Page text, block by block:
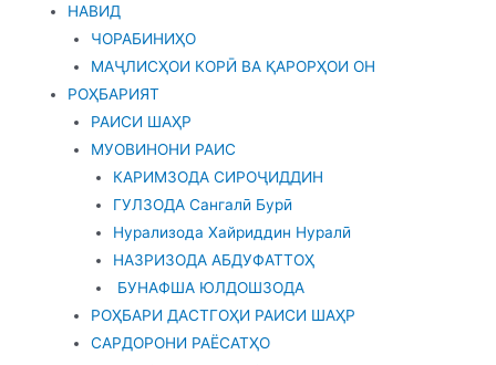
НАВИД
ЧОРАБИНИҲО
МАҶЛИСҲОИ КОРӢ ВА ҚАРОРҲОИ ОН
РОҲБАРИЯТ
РАИСИ ШАҲР
МУОВИНОНИ РАИС
КАРИМЗОДА СИРОҶИДДИН
ГУЛЗОДА Сангалӣ Бурӣ
Нурализода Хайриддин Нуралӣ
НАЗРИЗОДА АБДУФАТТОҲ
БУНАФША ЮЛДОШЗОДА
РОҲБАРИ ДАСТГОҲИ РАИСИ ШАҲР
САРДОРОНИ РАЁСАТҲО